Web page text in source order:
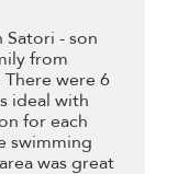
- son
from
were 6
ideal with
for each
swimming
was great